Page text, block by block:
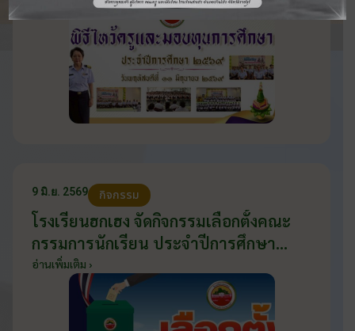
9 มิ.ย. 2569 กิจกรรม
โรงเรียนฮกเฮง จัดกิจกรรมเลือกตั้งคณะ
กรรมการนักเรียน ประจำปีการศึกษา
2569 ส่งเสริมประชาธิปไตยในโรงเรียน
วันที่ 9 มิถุนายน 2569
อ่านเพิ่มเติม ›